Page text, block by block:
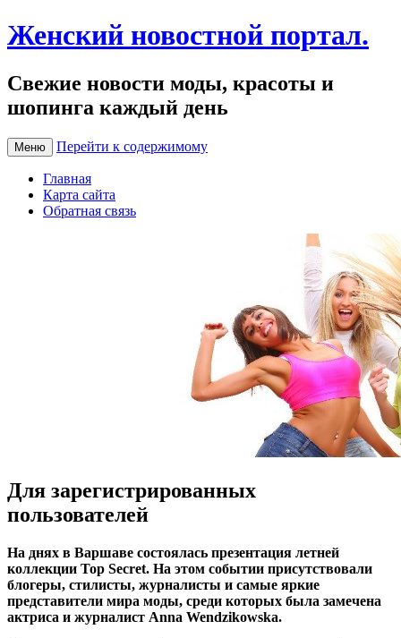
Женский новостной портал.
Свежие новости моды, красоты и
шопинга каждый день
Меню Перейти к содержимому
Главная
Карта сайта
Обратная связь
Для зарегистрированных
пользователей
Нa днях в Варшаве состоялась презентация летней
коллекции Top Secret. На этом событии присутствовали
блогеры, стилисты, журналисты и самые яркие
представители мира моды, среди которых была замечена
актриса и журналист Anna Wendzikowska.